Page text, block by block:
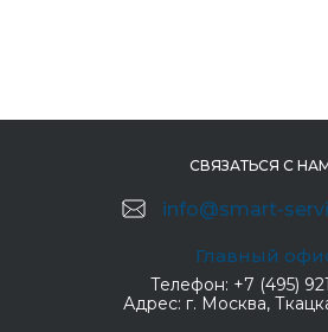
СВЯЗАТЬСЯ С
info@smart-
Главный
Телефон: +7 (495)
Адрес: г. Москва,